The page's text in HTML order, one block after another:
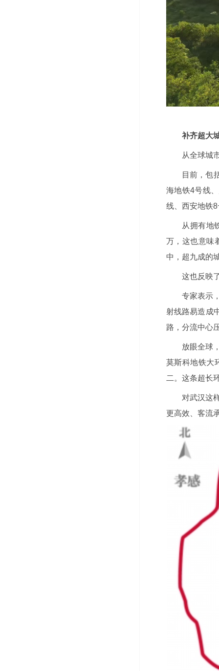
补齐超大
从全球城
目前，包
海地铁4号线
线、西安地铁
从拥有地
万，这也意味
中，超九成的
这也反映
专家表示
射线路易造成
路，分流中心
放眼全球
莫斯科地铁大
二。这条超长
对武汉这
更高效、客流